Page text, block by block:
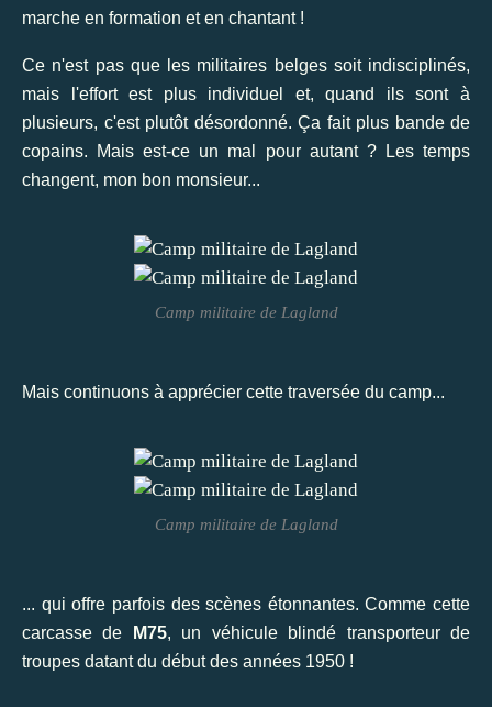
marche en formation et en chantant !
Ce n'est pas que les militaires belges soit indisciplinés,
mais l'effort est plus individuel et, quand ils sont à
plusieurs, c'est plutôt désordonné. Ça fait plus bande de
copains. Mais est-ce un mal pour autant ? Les temps
changent, mon bon monsieur...
Camp militaire de Lagland
Mais continuons à apprécier cette traversée du camp...
Camp militaire de Lagland
... qui offre parfois des scènes étonnantes. Comme cette
carcasse de
M75, un véhicule blindé transporteur de
troupes datant du début des années 1950 !